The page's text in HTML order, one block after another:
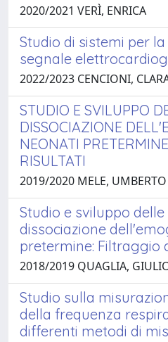
2020/2021 VERÌ, ENRICA
Studio di sistemi per
segnale
2022/2023 CENCIONI,
STUDIO E SVILUPPO
DISSOCIAZIONE
NEONATI
RISULTATI
2019/2020 MELE, UMBERTO
Studio e sviluppo
dissociazione
pretermine: Filtraggio
2018/2019 QUAGLIA,
Studio sulla
della frequenza
differenti metodi di